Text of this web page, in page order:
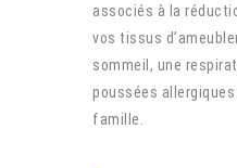
associés à la
vos tissus
sommeil, une
poussées
famille.